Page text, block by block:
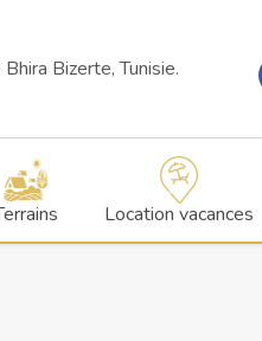
Bizerte, Tunisie.
Location vacances